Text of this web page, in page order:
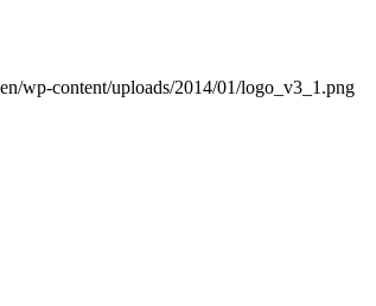
wp-content/uploads/2014/01/logo_v3_1.png